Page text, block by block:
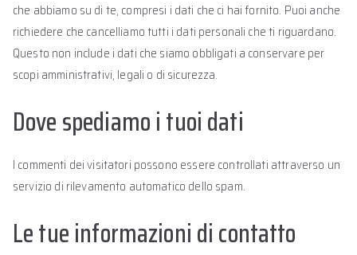
che abbiamo su di te, compresi i dati che ci hai fornito. Puoi anche
richiedere che cancelliamo tutti i dati personali che ti riguardano.
Questo non include i dati che siamo obbligati a conservare per
scopi amministrativi, legali o di sicurezza.
Dove spediamo i tuoi dati
I commenti dei visitatori possono essere controllati attraverso un
servizio di rilevamento automatico dello spam.
Le tue informazioni di contatto